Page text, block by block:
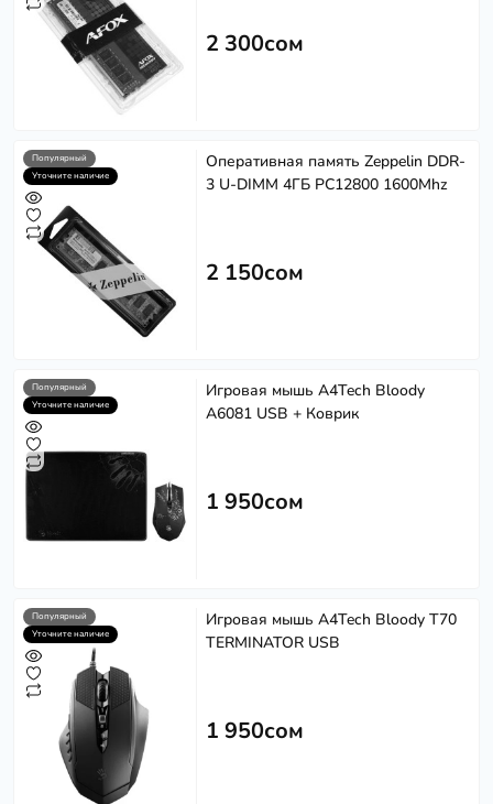
2 300сом
Популярный
Уточните наличие
Оперативная память Zeppelin DDR-
3 U-DIMM 4ГБ PC12800 1600Mhz
2 150сом
Популярный
Уточните наличие
Игровая мышь A4Tech Bloody
A6081 USB + Коврик
1 950сом
Популярный
Уточните наличие
Игровая мышь A4Tech Bloody T70
TERMINATOR USB
1 950сом